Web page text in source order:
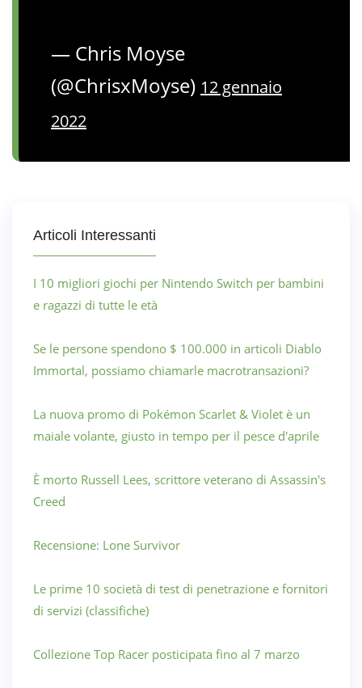
— Chris Moyse
(@ChrisxMoyse) 12 gennaio
2022
Articoli Interessanti
I 10 migliori giochi per Nintendo Switch per bambini
e ragazzi di tutte le età
Se le persone spendono $ 100.000 in articoli Diablo
Immortal, possiamo chiamarle macrotransazioni?
La nuova promo di Pokémon Scarlet & Violet è un
maiale volante, giusto in tempo per il pesce d'aprile
È morto Russell Lees, scrittore veterano di Assassin's
Creed
Recensione: Lone Survivor
Le prime 10 società di test di penetrazione e fornitori
di servizi (classifiche)
Collezione Top Racer posticipata fino al 7 marzo